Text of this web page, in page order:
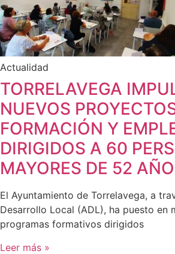
Actualidad
TORRELAVEGA
NUEVOS
FORMACIÓN Y
DIRIGIDOS A 60
MAYORES DE 52
El Ayuntamiento de Torrelavega, a
Desarrollo Local (ADL), ha puesto en
programas formativos dirigidos
Leer más »